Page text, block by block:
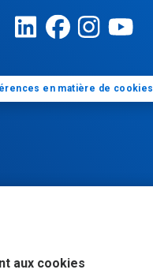
aux cookies
en matière de cookies